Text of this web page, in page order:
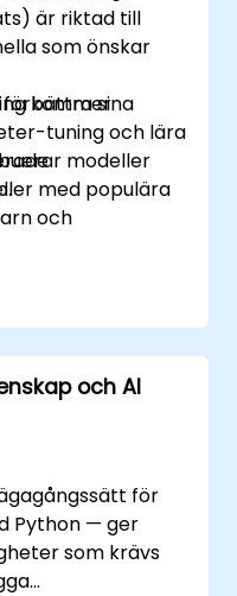
är riktad till
som önskar
förbättra sina
tuning och lära
modeller
kommer
med populära
och
i
med hjälp av
storskaliga
i Google Colab.
och AI
för
Python — ger
som krävs